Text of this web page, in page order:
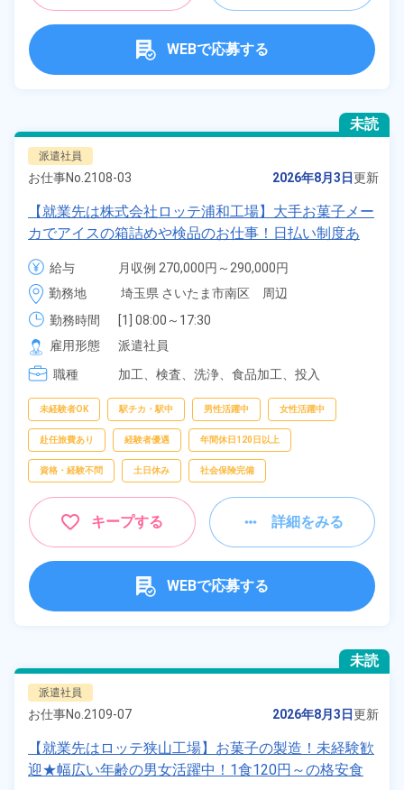
WEBで応募する
未読
派遣社員
お仕事No. 2108-03 2026年8月3日更新
【就業先は株式会社ロッテ浦和工場】大手お菓子メー
カでアイスの箱詰めや検品のお仕事！日払い制度あ
り！空調完備で働きやすい環境！駅から徒歩5分でラ
クラク♪1食120円～格安食堂あり♪自転車通勤OK！
《埼玉県さいたま市南区》
給与
月収例 270,000円～290,000円
時給 1,300円～1,300円
勤務地
埼玉県 さいたま市南区　周辺
勤務時間
[1] 08:00～17:30
[2] 20:00～05:30
[3] 06:55～15:40
[4] 12:55～21:40
雇用形態
派遣社員
職種
加工、 検査、 洗浄、 食品加工、 投入
未経験者OK 駅チカ・駅中 男性活躍中 女性活躍中
赴任旅費あり 経験者優遇 年間休日120日以上
資格・経験不問 土日休み 社会保険完備
キープする 詳細をみる
WEBで応募する
未読
派遣社員
お仕事No. 2109-07 2026年8月3日更新
【就業先はロッテ狭山工場】お菓子の製造！未経験歓
迎★幅広い年齢の男女活躍中！1食120円～の格安食